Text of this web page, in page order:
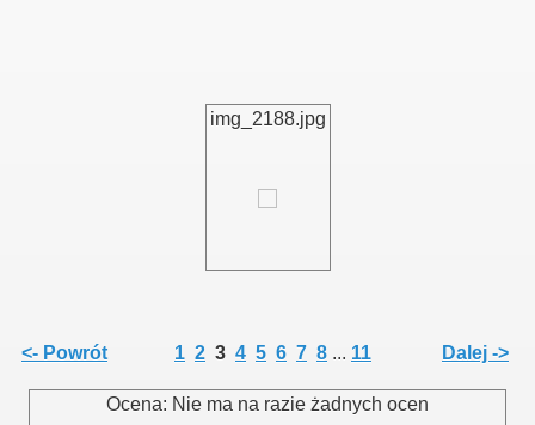
img_2188.jpg
<- Powrót 1 2 3 4 5 6 7 8 ... 11 Dalej ->
Ocena: Nie ma na razie żadnych ocen